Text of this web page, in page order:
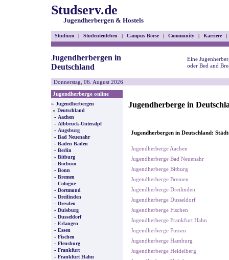
Studserv.de
Jugendherbergen & Hostels
Studium | Studentenleben | Campus Börse | Community | Karriere |
Jugendherbergen in
Deutschland
Eine
oder Bed and
Donnerstag, 06. August 2026
Jugendherberge online
» Jugendherbergen
» Deutschland
- Aachen
- Albbruck-Unteralpf
- Augsburg
- Bad Neuenahr
- Baden Baden
- Berlin
- Bitburg
- Bochum
- Bonn
- Bremen
- Cologne
- Dortmund
- Dreilinden
- Dresden
- Duisburg
- Dusseldorf
- Erlangen
- Essen
- Fischen
- Flensburg
- Frankfurt
- Frankfurt Hahn
Jugendherberge in
Jugendherbergen in Deutschland:
Jugendherberge Aachen
Jugendherberge Bad Neuenahr
Jugendherberge Bitburg
Jugendherberge Bremen
Jugendherberge Dreilinden
Jugendherberge Dusseldorf
Jugendherberge Fischen
Jugendherberge Frankfurt Hahn
Jugendherberge Fussen
Jugendherberge Hamburg
Jugendherberge Heidelberg